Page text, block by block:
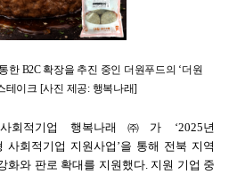
한B2C 확장을 추진 중인 더원푸드의 ‘더원
테이크 [사진 제공: 행복나래]
회적기업 행복나래㈜가 ‘2025년
사회적기업 지원사업’을 통해 전북 지역
화와 판로 확대를 지원했다. 지원 기업 중